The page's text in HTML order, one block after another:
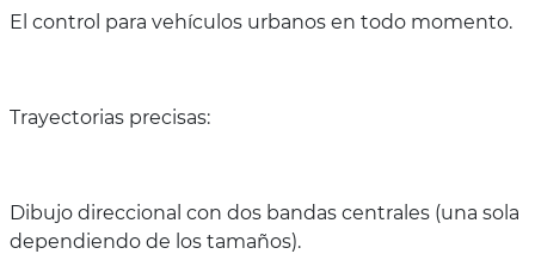
El control para vehículos urbanos en todo momento.
Trayectorias precisas:
Dibujo direccional con dos bandas centrales (una sola
dependiendo de los tamaños).